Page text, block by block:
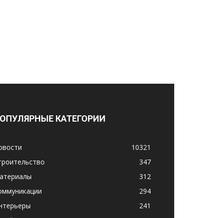
КАТЕГОРИИ
10321
347
312
294
241